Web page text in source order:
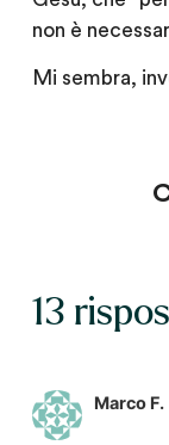
non è
Mi sembra,
13
Marco F.